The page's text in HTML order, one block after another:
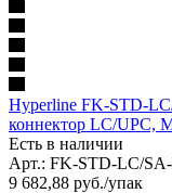
Hyperline FK-STD-
коннектор LC/UPC,
Есть в наличии
Арт.: FK-STD-LC/
9 682,88 руб./упак